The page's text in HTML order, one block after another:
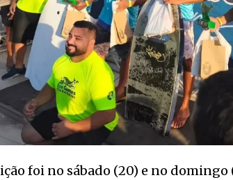
foi no sábado (20) e no domingo